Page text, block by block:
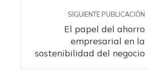
SIGUIENTE PUBLICACIÓN
El papel del ahorro
empresarial en la
sostenibilidad del negocio